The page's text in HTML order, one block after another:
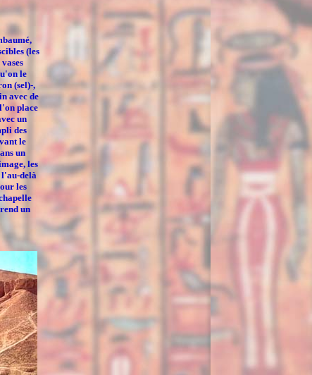
(les
le
(sel)-,
avec de
place
un
des
le
un
les
l'au-delà
les
un